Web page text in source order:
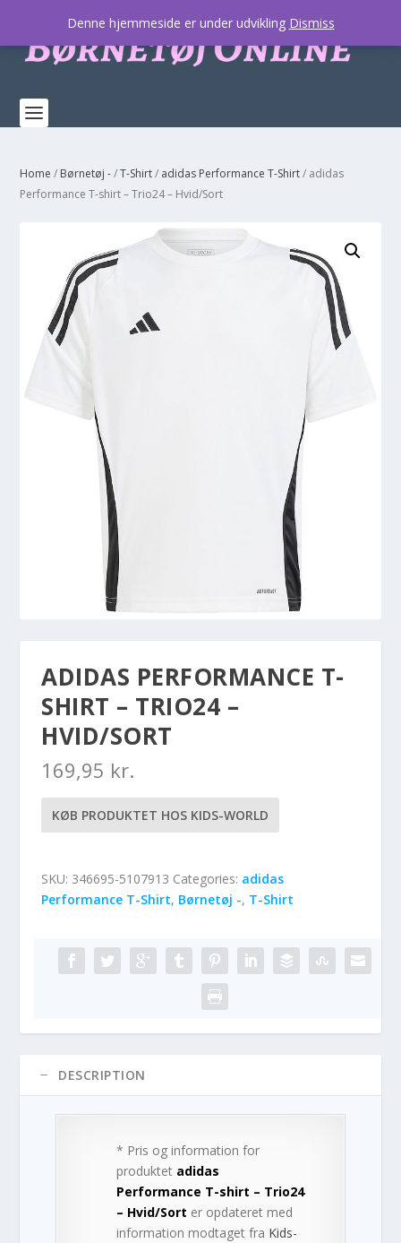
Home / Børnetøj -/T-Shirt/ adidas Performance T-Shirt/ adidas
Performance T-shirt – Trio24 – Hvid/Sort
ADIDAS PERFORMANCE T-
SHIRT – TRIO24 –
HVID/SORT
169,95 kr.
KØB PRODUKTET HOS KIDS-WORLD
SKU: 346695-5107913 Categories: adidas
Performance T-Shirt, Børnetøj -, T-Shirt
DESCRIPTION
* Pris og information for
produktet adidas
Performance T-shirt – Trio24
– Hvid/Sort er opdateret med
information modtaget fra Kids-
Denne hjemmeside er under udvikling Dismiss